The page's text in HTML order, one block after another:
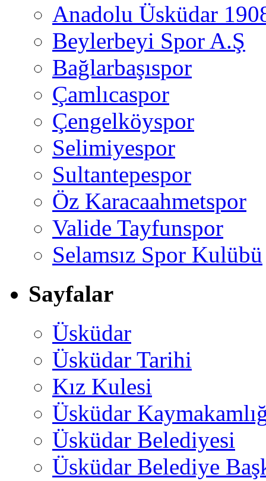
Anadolu Üsküdar
Beylerbeyi Spor A.Ş
Bağlarbaşıspor
Çamlıcaspor
Çengelköyspor
Selimiyespor
Sultantepespor
Öz Karacaahmetspor
Valide Tayfunspor
Selamsız Spor Kulübü
Sayfalar
Üsküdar
Üsküdar Tarihi
Kız Kulesi
Üsküdar
Üsküdar Belediyesi
Üsküdar Belediye